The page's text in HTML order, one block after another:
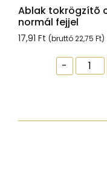
Ablak tokrögzítõ
normál fejjel
17,91 Ft (bruttó22,75 Ft)
-
Ablak
7,5x52